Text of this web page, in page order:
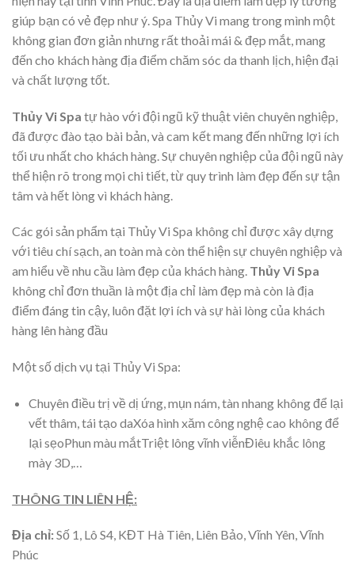
giúp bạn có vẻ đẹp như ý. Spa Thủy Vi mang trong mình một
không gian đơn giản nhưng rất thoải mái & đẹp mắt, mang
đến cho khách hàng địa điểm chăm sóc da thanh lịch, hiện đại
và chất lượng tốt.
Thủy Vi Spa tự hào với đội ngũ kỹ thuật viên chuyên nghiệp,
đã được đào tạo bài bản, và cam kết mang đến những lợi ích
tối ưu nhất cho khách hàng. Sự chuyên nghiệp của đội ngũ này
thể hiện rõ trong mọi chi tiết, từ quy trình làm đẹp đến sự tận
tâm và hết lòng vì khách hàng.
Các gói sản phẩm tại Thủy Vi Spa không chỉ được xây dựng
với tiêu chí sạch, an toàn mà còn thể hiện sự chuyên nghiệp và
am hiểu về nhu cầu làm đẹp của khách hàng. Thủy Vi Spa
không chỉ đơn thuần là một địa chỉ làm đẹp mà còn là địa
điểm đáng tin cậy, luôn đặt lợi ích và sự hài lòng của khách
hàng lên hàng đầu
Một số dịch vụ tại Thủy Vi Spa:
Chuyên điều trị về dị ứng, mụn nám, tàn nhang không để lại
vết thâm, tái tạo daXóa hình xăm công nghệ cao không để
lại sẹoPhun màu mắtTriệt lông vĩnh viễnĐiêu khắc lông
mày 3D,…
THÔNG TIN LIÊN HỆ:
Địa chỉ:Số 1, Lô S4, KĐT Hà Tiên, Liên Bảo, Vĩnh Yên, Vĩnh
Phúc